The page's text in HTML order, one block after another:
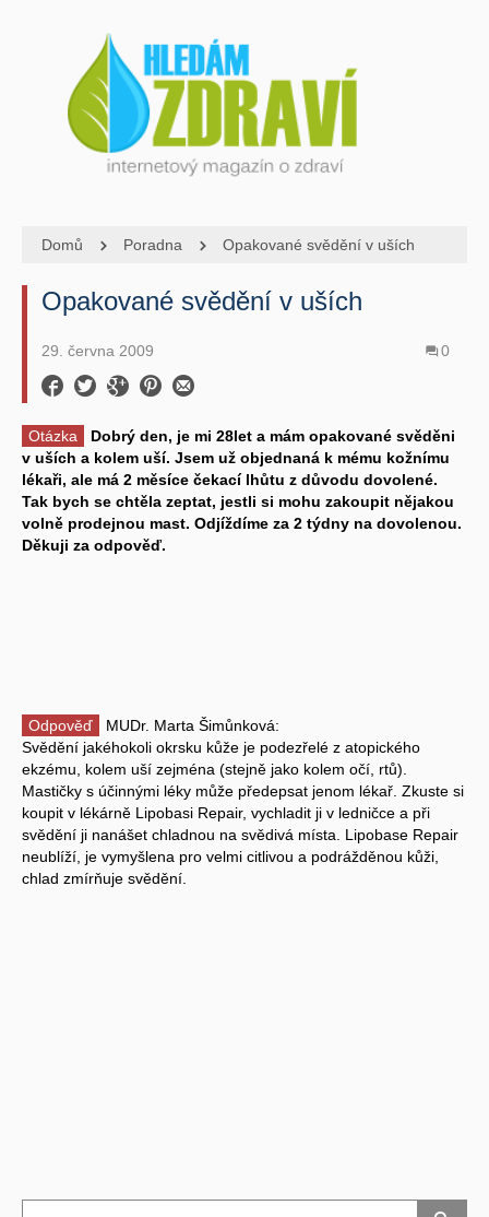
Domů Poradna Opakované svědění v uších
Opakované svědění v uších
29. června 2009 0
Otázka
Dobrý den, je mi 28let a mám opakované svěděni
v uších a kolem uší. Jsem už objednaná k mému kožnímu
lékaři, ale má 2 měsíce čekací lhůtu z důvodu dovolené.
Tak bych se chtěla zeptat, jestli si mohu zakoupit nějakou
volně prodejnou mast. Odjíždíme za 2 týdny na dovolenou.
Děkuji za odpověď.
Odpověď
MUDr. Marta Šimůnková:
Svědění jakéhokoli okrsku kůže je podezřelé z atopického
ekzému, kolem uší zejména (stejně jako kolem očí, rtů).
Mastičky s účinnými léky může předepsat jenom lékař. Zkuste si
koupit v lékárně Lipobasi Repair, vychladit ji v ledničce a při
svědění ji nanášet chladnou na svědivá místa. Lipobase Repair
neublíží, je vymyšlena pro velmi citlivou a podrážděnou kůži,
chlad zmírňuje svědění.